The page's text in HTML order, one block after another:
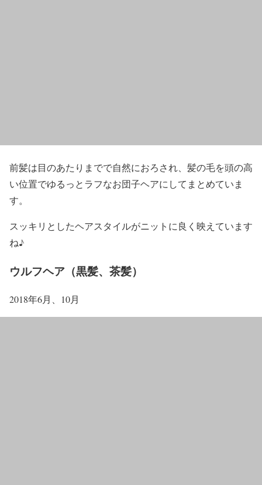
前髪は目のあたりまでで自然におろされ、 髪の毛を頭の高
い位置でゆるっとラフなお団子ヘアにしてまとめていま
す。
スッキリとしたヘアスタイルがニットに良く映えています
ね♪
ウルフヘア（黒髪、茶髪）
2018年6月、10月